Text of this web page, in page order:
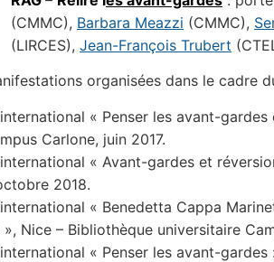
(CMMC), Barbara Meazzi (CMMC),
(LIRCES), Jean-François Trubert
organisées dans le cadre
« Penser les avant-gardes
Carlone, juin 2017.
« Avant-gardes et
2018.
« Benedetta Cappa
», Nice – Bibliothèque universitaire
« Penser les avant-gardes :